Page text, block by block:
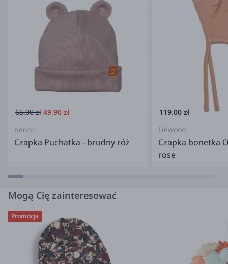
65.00 zł 49.90 zł
benni
Czapka Puchatka - brudny róż
119.00 zł
Liewood
Czapka bonetka
rose
Mogą Cię zainteresować
Promocja